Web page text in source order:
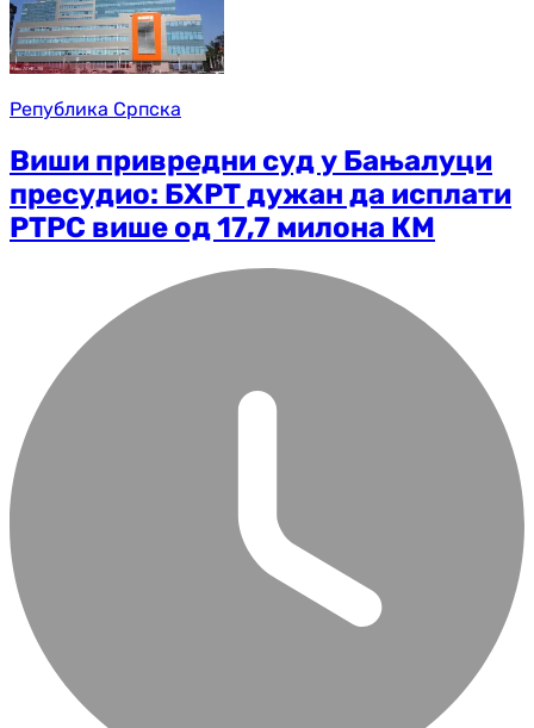
Република Српска
Виши привредни суд у Бањалуци
пресудио: БХРТ дужан да исплати
РТРС више од 17,7 милона КМ